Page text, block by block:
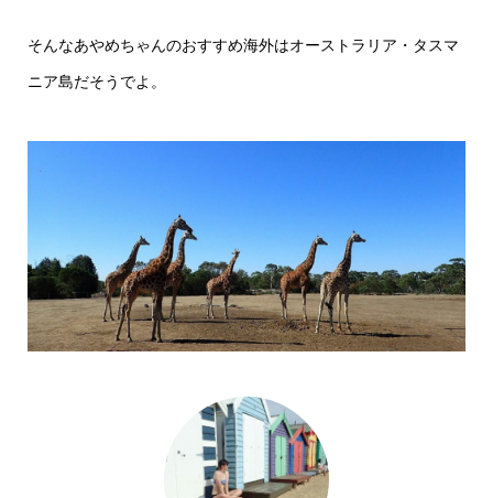
そんなあやめちゃんのおすすめ海外はオーストラリア・タスマ
ニア島だそうでよ。